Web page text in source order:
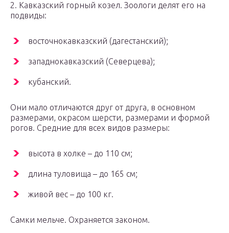
2. Кавказский горный козел. Зоологи делят его на
подвиды:
восточнокавказский (дагестанский);
западнокавказский (Северцева);
кубанский.
Они мало отличаются друг от друга, в основном
размерами, окрасом шерсти, размерами и формой
рогов. Средние для всех видов размеры:
высота в холке – до 110 см;
длина туловища – до 165 см;
живой вес – до 100 кг.
Самки мельче. Охраняется законом.